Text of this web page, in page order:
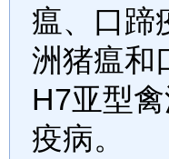
瘟、口蹄
洲猪瘟和
H7亚型
疫病。